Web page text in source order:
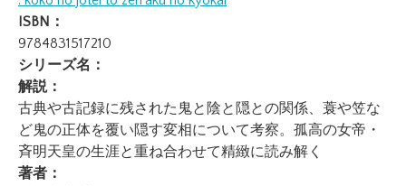
ISBN：
9784831517210
シリーズ名：
解説：
古典や古記録に残された鬼と陰と隠との関係、蓑や笠な
ど鬼の正体を覆い隠す変相について考察。孤高の女帝・
斉明天皇の生涯と重ね合わせて精緻に読み解く
著者：